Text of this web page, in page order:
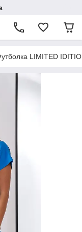
LIMITED